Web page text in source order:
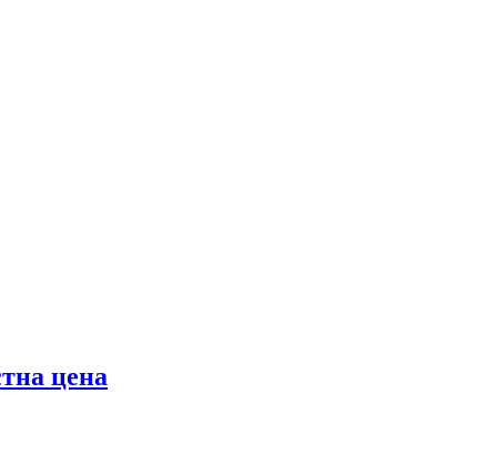
цена